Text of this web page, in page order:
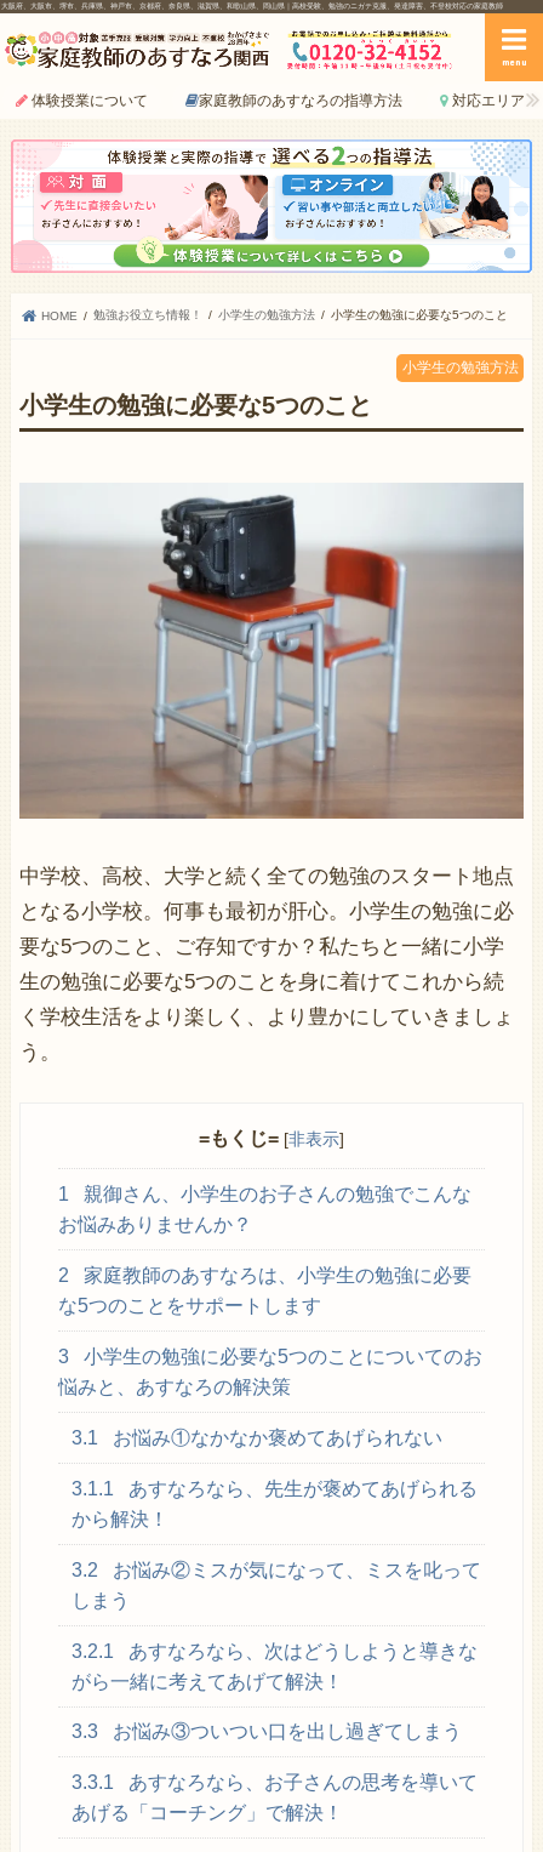
大阪府、大阪市、堺市、兵庫県、神戸市、京都府、奈良県、滋賀県、和歌山県、岡山県｜高校受験、勉強のニガテ克服、発達障害、不登校対応の家庭教師
menu
体験授業について 家庭教師のあすなろの指導方法 対応エリア
HOME 勉強お役立ち情報！ 小学生の勉強方法 小学生の勉強に必要な5つのこと
小学生の勉強方法
小学生の勉強に必要な5つのこと
中学校、高校、大学と続く全ての勉強のスタート地点
となる小学校。何事も最初が肝心。小学生の勉強に必
要な5つのこと、ご存知ですか？私たちと一緒に小学
生の勉強に必要な5つのことを身に着けてこれから続
く学校生活をより楽しく、より豊かにしていきましょ
う。
=もくじ= [非表示]
1
親御さん、小学生のお子さんの勉強でこんな
お悩みありませんか？
2
家庭教師のあすなろは、小学生の勉強に必要
な5つのことをサポートします
3
小学生の勉強に必要な5つのことについてのお
悩みと、あすなろの解決策
3.1 お悩み①なかなか褒めてあげられない
3.1.1
あすなろなら、先生が褒めてあげられる
から解決！
3.2
お悩み②ミスが気になって、ミスを叱って
しまう
3.2.1
あすなろなら、次はどうしようと導きな
がら一緒に考えてあげて解決！
3.3 お悩み③ついつい口を出し過ぎてしまう
3.3.1
あすなろなら、お子さんの思考を導いて
あげる「コーチング」で解決！